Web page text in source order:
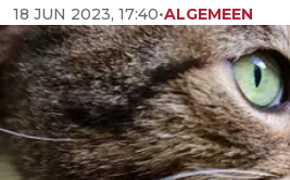
18 JUN 2023, 17:40•ALGEMEEN